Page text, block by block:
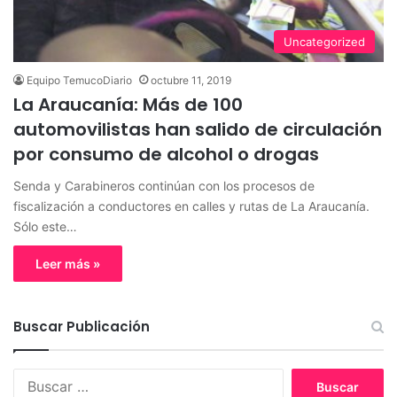
Uncategorized
Equipo TemucoDiario octubre 11, 2019
La Araucanía: Más de 100
automovilistas han salido de circulación
por consumo de alcohol o drogas
Senda y Carabineros continúan con los procesos de
fiscalización a conductores en calles y rutas de La Araucanía.
Sólo este…
Leer más »
Buscar Publicación